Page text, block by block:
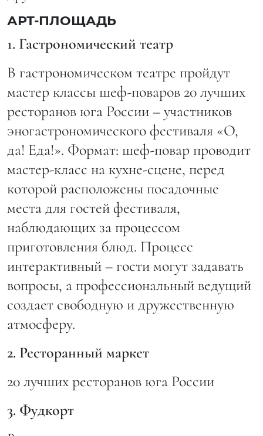
АРТ-ПЛОЩАДЬ
1. Гастрономический театр
В гастрономическом театре пройдут
мастер классы шеф-поваров 20 лучших
ресторанов юга России – участников
эногастрономического фестиваля «О,
да! Еда!». Формат: шеф-повар проводит
мастер-класс на кухне-сцене, перед
которой расположены посадочные
места для гостей фестиваля,
наблюдающих за процессом
приготовления блюд. Процесс
интерактивный – гости могут задавать
вопросы, а профессиональный ведущий
создает свободную и дружественную
атмосферу.
2. Ресторанный маркет
20 лучших ресторанов юга России
3. Фудкорт